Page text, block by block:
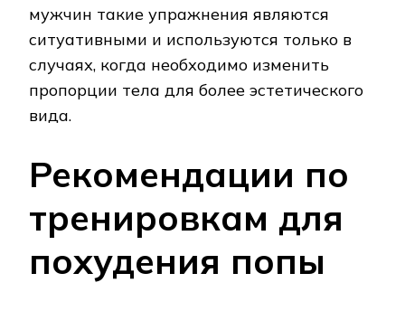
мужчин такие упражнения являются
ситуативными и используются только в
случаях, когда необходимо изменить
пропорции тела для более эстетического
вида.
Рекомендации по
тренировкам для
похудения попы